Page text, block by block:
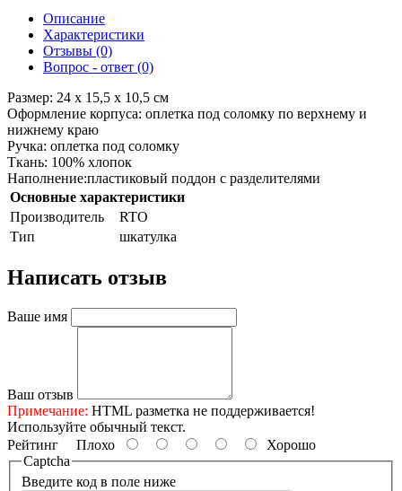
Описание
Характеристики
Отзывы (0)
Вопрос - ответ (0)
Размер: 24 х 15,5 х 10,5 см
Оформление корпуса: оплетка под соломку по верхнему и
нижнему краю
Ручка: оплетка под соломку
Ткань: 100% хлопок
Наполнение:пластиковый поддон с разделителями
Основные характеристики
Производитель
RTO
Тип
шкатулка
Написать отзыв
Ваше имя
Ваш отзыв
Примечание: HTML разметка не поддерживается!
Используйте обычный текст.
Рейтинг Плохо
Хорошо
Captcha
Введите код в поле ниже